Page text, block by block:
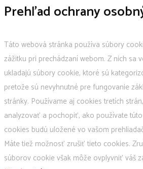
Prehľad ochrany
Táto webová stránka používa súbory
zážitku pri prechádzaní webom. Z nich sa
ukladajú súbory cookie, ktoré sú
pretože sú nevyhnutné pre fungovanie
stránky. Používame aj cookies tretích
analyzovať a pochopiť, ako používate
cookies budú uložené vo vašom
Máte tiež možnosť zrušiť tieto cookies.
súborov cookie však môže ovplyvniť váš